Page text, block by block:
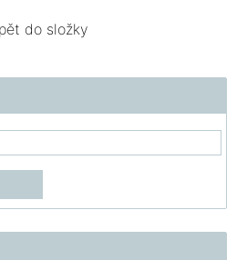
do složky